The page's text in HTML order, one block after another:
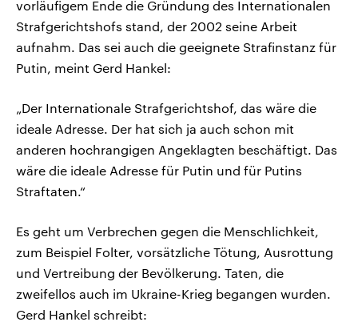
vorläufigem Ende die Gründung des Internationalen
Strafgerichtshofs stand, der 2002 seine Arbeit
aufnahm. Das sei auch die geeignete Strafinstanz für
Putin, meint Gerd Hankel:
„Der Internationale Strafgerichtshof, das wäre die
ideale Adresse. Der hat sich ja auch schon mit
anderen hochrangigen Angeklagten beschäftigt. Das
wäre die ideale Adresse für Putin und für Putins
Straftaten.“
Es geht um Verbrechen gegen die Menschlichkeit,
zum Beispiel Folter, vorsätzliche Tötung, Ausrottung
und Vertreibung der Bevölkerung. Taten, die
zweifellos auch im Ukraine-Krieg begangen wurden.
Gerd Hankel schreibt: